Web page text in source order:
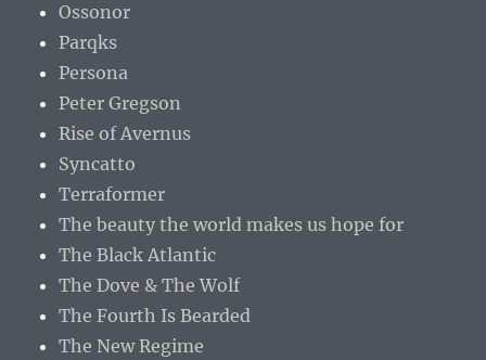
Ossonor
Parqks
Persona
Peter Gregson
Rise of Avernus
Syncatto
Terraformer
The beauty the world makes us hope for
The Black Atlantic
The Dove & The Wolf
The Fourth Is Bearded
The New Regime